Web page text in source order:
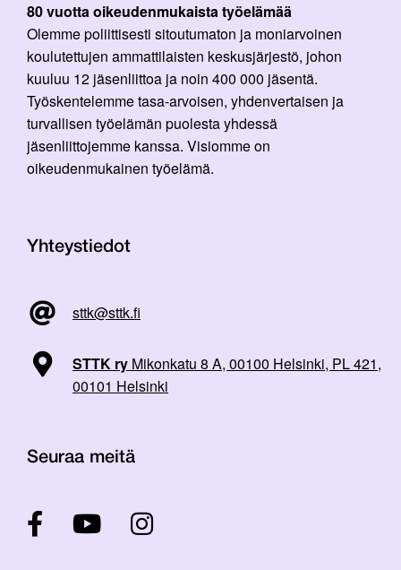
80 vuotta oikeudenmukaista työelämää
Olemme poliittisesti sitoutumaton ja moniarvoinen
koulutettujen ammattilaisten keskusjärjestö, johon
kuuluu 12 jäsenliittoa ja noin 400 000 jäsentä.
Työskentelemme tasa-arvoisen, yhdenvertaisen ja
turvallisen työelämän puolesta yhdessä
jäsenliittojemme kanssa. Visiomme on
oikeudenmukainen työelämä.
Yhteystiedot
sttk@sttk.fi
STTK ry Mikonkatu 8 A, 00100 Helsinki, PL 421,
00101 Helsinki
Seuraa meitä